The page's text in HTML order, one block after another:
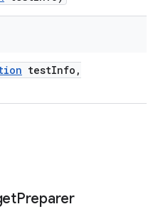
testInfo ,
Preparer